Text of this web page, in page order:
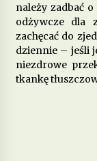
należy zadbać
odżywcze dla
zachęcać do
dziennie – jeśli
niezdrowe
tkankę